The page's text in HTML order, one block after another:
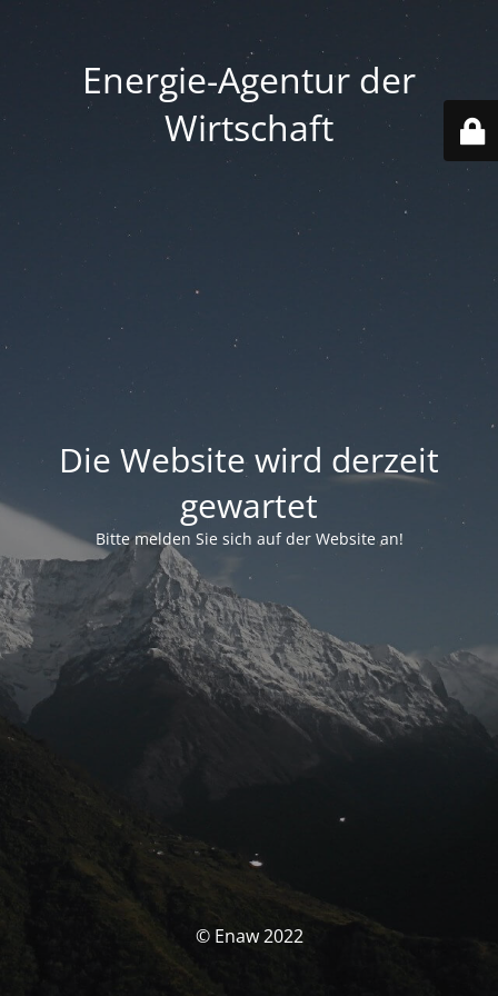
Energie-Agentur der
Wirtschaft
Die Website wird derzeit
gewartet
Bitte melden Sie sich auf der Website an!
© Enaw 2022